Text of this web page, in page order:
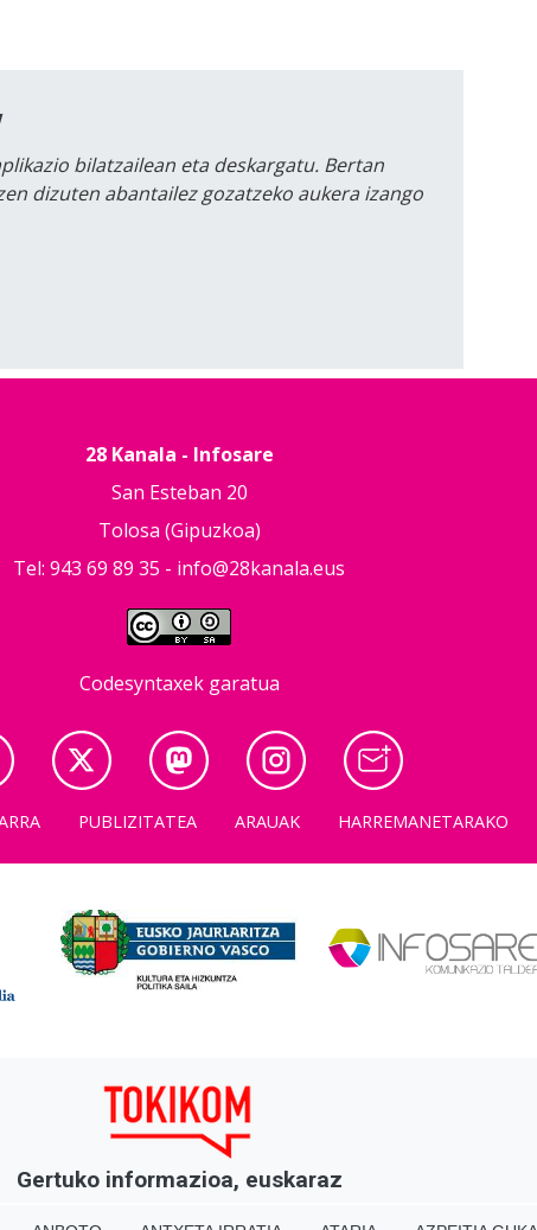
bilatzailean eta deskargatu. Bertan
dizuten abantailez gozatzeko aukera izango
28 Kanala - Infosare
San Esteban 20
Tolosa (Gipuzkoa)
Tel: 943 69 89 35 - info@28kanala.eus
Codesyntaxek garatua
PUBLIZITATEA ARAUAK HARREMANETARAKO
Gertuko informazioa, euskaraz